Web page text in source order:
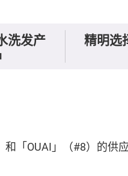
洗发产 精明选
和「OUAI」（#8）的